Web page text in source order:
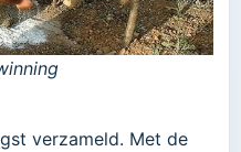
verzameld. Met de